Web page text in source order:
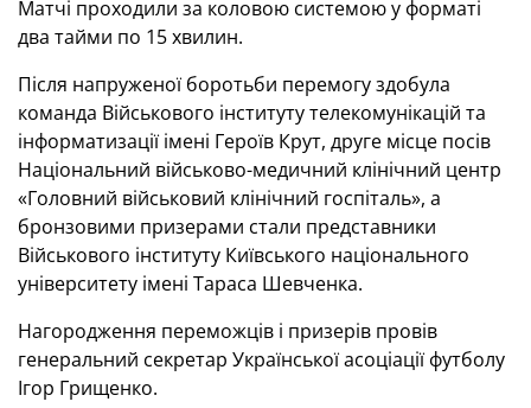
Матчі проходили за коловою системою у форматі
два тайми по 15 хвилин.
Після напруженої боротьби перемогу здобула
команда Військового інституту телекомунікацій та
інформатизації імені Героїв Крут, друге місце посів
Національний військово-медичний клінічний центр
«Головний військовий клінічний госпіталь», а
бронзовими призерами стали представники
Військового інституту Київського національного
університету імені Тараса Шевченка.
Нагородження переможців і призерів провів
генеральний секретар Української асоціації футболу
Ігор Грищенко.